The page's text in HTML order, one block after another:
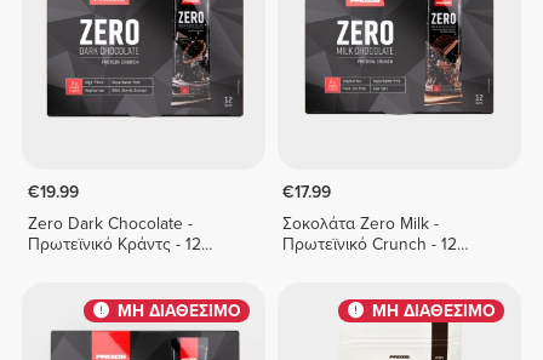
€19.99
Zero Dark Chocolate -
Πρωτεϊνικό Κράντς - 12
€17.99
Σοκολάτα Zero Milk -
Πρωτεϊνικό Crunch - 12
ΜΗ ΔΙΑΘΕΣΙΜΟ ΜΗ ΔΙΑΘΕΣΙΜΟ